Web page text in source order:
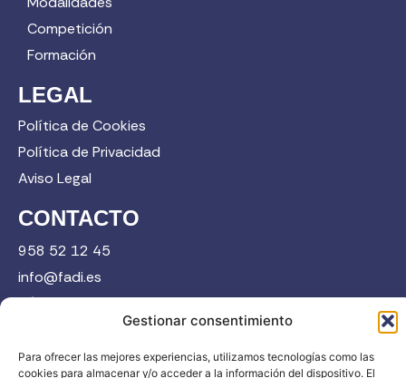
Gestionar consentimiento
Para ofrecer las mejores experiencias, utilizamos tecnologías como las
cookies para almacenar y/o acceder a la información del dispositivo. El
Competición
Formación
LEGAL
Política de Cookies
Política de Privacidad
Aviso Legal
CONTACTO
958 52 12 45
info@fadi.es
C/ Carmen de Burgos, 14, 18008 Granada
Contacta